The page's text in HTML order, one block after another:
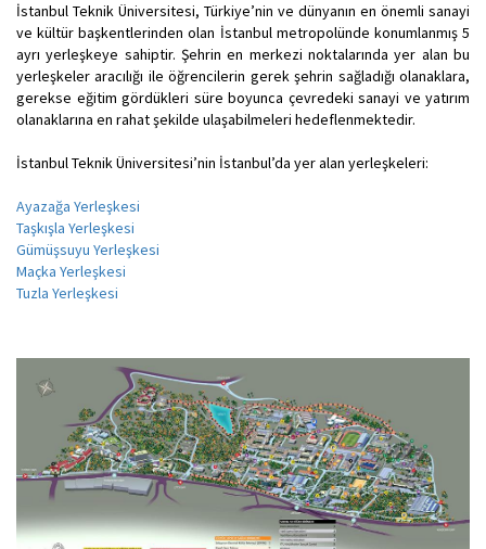
İstanbul Teknik Üniversitesi, Türkiye’nin ve dünyanın en önemli sanayi
ve kültür başkentlerinden olan İstanbul metropolünde konumlanmış 5
ayrı yerleşkeye sahiptir. Şehrin en merkezi noktalarında yer alan bu
yerleşkeler aracılığı ile öğrencilerin gerek şehrin sağladığı olanaklara,
gerekse eğitim gördükleri süre boyunca çevredeki sanayi ve yatırım
olanaklarına en rahat şekilde ulaşabilmeleri hedeflenmektedir.
İstanbul Teknik Üniversitesi’nin İstanbul’da yer alan yerleşkeleri:
Ayazağa Yerleşkesi
Taşkışla Yerleşkesi
Gümüşsuyu Yerleşkesi
Maçka Yerleşkesi
Tuzla Yerleşkesi